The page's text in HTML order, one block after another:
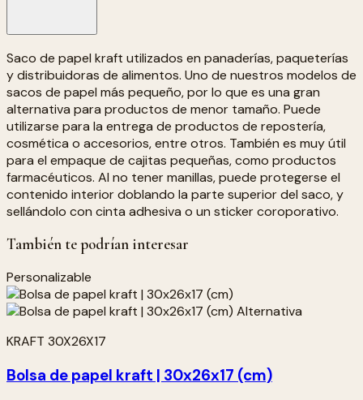
Saco de papel kraft utilizados en panaderías, paqueterías
y distribuidoras de alimentos. Uno de nuestros modelos de
sacos de papel más pequeño, por lo que es una gran
alternativa para productos de menor tamaño. Puede
utilizarse para la entrega de productos de repostería,
cosmética o accesorios, entre otros. También es muy útil
para el empaque de cajitas pequeñas, como productos
farmacéuticos. Al no tener manillas, puede protegerse el
contenido interior doblando la parte superior del saco, y
sellándolo con cinta adhesiva o un sticker coroporativo.
También te podrían interesar
Personalizable
KRAFT 30X26X17
Bolsa de papel kraft | 30x26x17 (cm)